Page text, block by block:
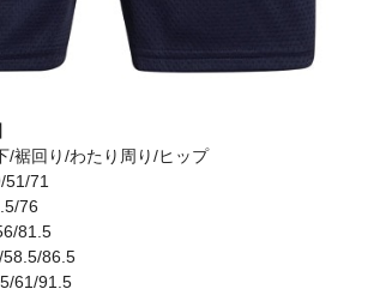
/裾回り/わたり周り/ヒップ
51/71
76
81.5
58.5/86.5
61/91.5